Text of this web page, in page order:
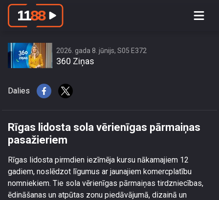
Rīgas lidosta sola vērienīgas
2026. gada 8. jūnijs, S05 E372
360 Ziņas
Dalies
Rīgas lidosta sola vērienīgas pārmaiņas
pasažieriem
Rīgas lidosta pirmdien iezīmēja kursu nākamajiem 12
gadiem, noslēdzot līgumus ar jaunajiem komercplatību
nomniekiem. Tie sola vērienīgas pārmaiņas tirdzniecības,
ēdināšanas un atpūtas zonu piedāvājumā, dizainā un